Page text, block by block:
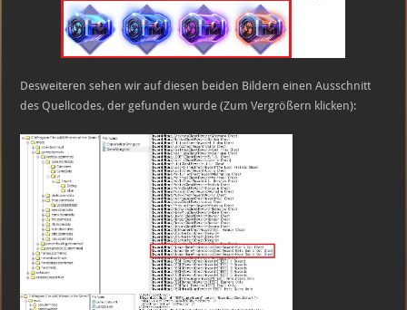
Desweiteren sehen wir auf diesen beiden Bildern einen Ausschnitt
des Quellcodes, der gefunden wurde (Zum Vergrößern klicken):